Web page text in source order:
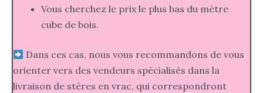
Vous cherchez le prix le plus bas du mètre
cube de bois.
Dans ces cas, nous vous recommandons de vous
orienter vers des vendeurs spécialisés dans la
livraison de stères en vrac, qui correspondront